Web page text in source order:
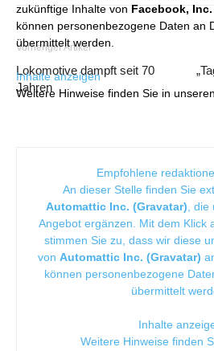
zukünftige Inhalte von Facebook, Inc.
können personenbezogene Daten an
übermittelt werden.
Inhalte anzeigen
Weitere Hinweise finden Sie in unseren
Vorheriger Artikel
Lokomotive dampft seit 70
Jahren
Empfohlene
An dieser Stelle finden Sie
Automattic Inc. (Gravatar) ,
Angebot ergänzen. Mit dem Klick
stimmen Sie zu, dass wir diese
von Automattic Inc. (Gravatar)
können personenbezogene
übermittelt
Inhalte
Weitere Hinweise finden